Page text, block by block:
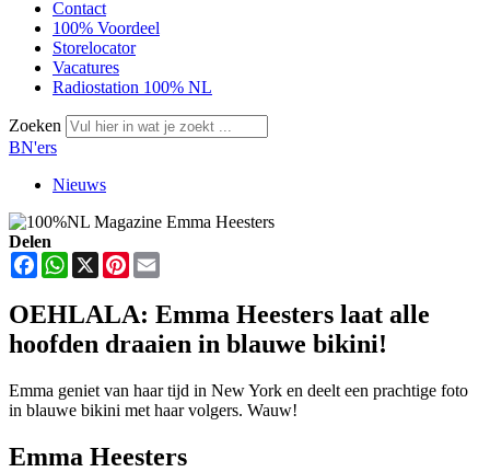
Contact
100% Voordeel
Storelocator
Vacatures
Radiostation 100% NL
Zoeken
BN'ers
Nieuws
Delen
FacebookWhatsApp
X Pinterest
OEHLALA: Emma Heesters laat alle
hoofden draaien in blauwe bikini!
Emma geniet van haar tijd in New York en deelt een prachtige foto
in blauwe bikini met haar volgers. Wauw!
Emma Heesters